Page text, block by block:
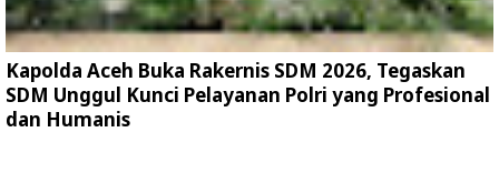
Kapolda Aceh Buka Rakernis SDM 2026, Tegaskan
SDM Unggul Kunci Pelayanan Polri yang Profesional
dan Humanis